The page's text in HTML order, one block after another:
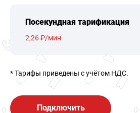
Посекундная тарификация
2,26 ₽/мин
* Тарифы приведены c учётом НДС.
Подключить